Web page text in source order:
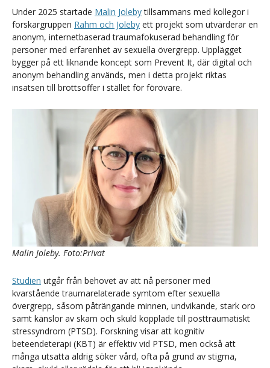
Under 2025 startade Malin Jolebytillsammans med kollegor i
forskargruppen Rahm och Joleby ett projekt som utvärderar en
anonym, internetbaserad traumafokuserad behandling för
personer med erfarenhet av sexuella övergrepp. Upplägget
bygger på ett liknande koncept som Prevent It, där digital och
anonym behandling används, men i detta projekt riktas
insatsen till brottsoffer i stället för förövare.
Malin Joleby. Foto:Privat
Studien utgår från behovet av att nå personer med
kvarstående traumarelaterade symtom efter sexuella
övergrepp, såsom påträngande minnen, undvikande, stark oro
samt känslor av skam och skuld kopplade till posttraumatiskt
stressyndrom (PTSD). Forskning visar att kognitiv
beteendeterapi (KBT) är effektiv vid PTSD, men också att
många utsatta aldrig söker vård, ofta på grund av stigma,